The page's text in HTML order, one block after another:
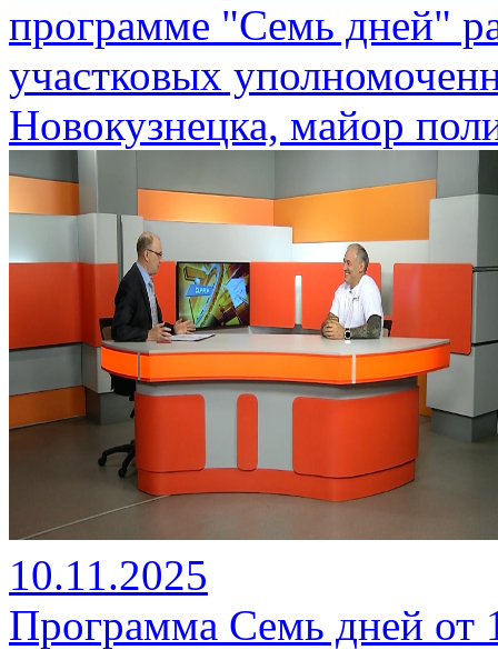
программе "Семь дней"
участковых
Новокузнецка, майор
10.11.2025
Программа Семь дней от